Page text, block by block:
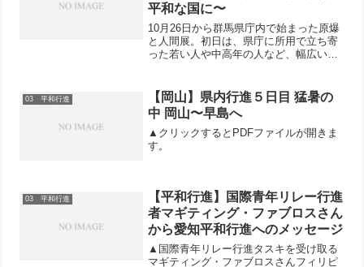
平和な国に〜
10月26日から群馬県庁内で始まった原爆
と人間展。初日は、県庁に所用で立ち寄
った若い人や中高年の人など、幅広い層
る男性もいて、「もう２度とこのような
戦災がなく、平和な国...
03 平和行進
【岡山】県内行進５日目 猛暑の
中 岡山〜早島へ
▲クリックするとPDFファイルが開きま
す。
03 平和行進
【平和行進】国際青年リレー行進
者マギティング・ファブロスさん
から愛知平和行進へのメッセージ
▲国際青年リレー行進タスキを受け取る
マギティング・ファブロスさんフィリピ